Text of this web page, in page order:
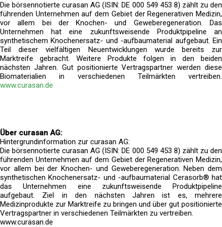
Die börsennotierte curasan AG (ISIN: DE 000 549 453 8) zählt zu den
führenden Unternehmen auf dem Gebiet der Regenerativen Medizin,
vor allem bei der Knochen- und Geweberegeneration. Das
Unternehmen hat eine zukunftsweisende Produktpipeline an
synthetischem Knochenersatz- und -aufbaumaterial aufgebaut. Ein
Teil dieser vielfältigen Neuentwicklungen wurde bereits zur
Marktreife gebracht. Weitere Produkte folgen in den beiden
nächsten Jahren. Gut positionierte Vertragspartner werden diese
Biomaterialien in verschiedenen Teilmärkten vertreiben.
www.curasan.de
Über curasan AG:
Hintergrundinformation zur curasan AG:
Die börsennotierte curasan AG (ISIN: DE 000 549 453 8) zählt zu den
führenden Unternehmen auf dem Gebiet der Regenerativen Medizin,
vor allem bei der Knochen- und Geweberegeneration. Neben dem
synthetischen Knochenersatz- und -aufbaumaterial Cerasorb® hat
das Unternehmen eine zukunftsweisende Produktpipeline
aufgebaut. Ziel in den nächsten Jahren ist es, mehrere
Medizinprodukte zur Marktreife zu bringen und über gut positionierte
Vertragspartner in verschiedenen Teilmärkten zu vertreiben.
www.curasan.de